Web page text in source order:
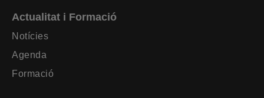
Actualitat i Formació
Notícies
Agenda
Formació